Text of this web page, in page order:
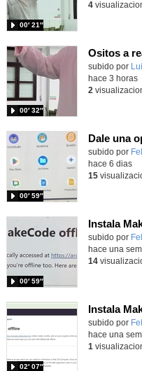
00′ 21″
4
Ositos a
Contenido
subido por
00′ 32″
hace 3 horas
2
Contenido
subido por
00′ 59″
hace 6 dias
15
Contenido
subido por
00′ 59″
hace una
14
Contenido
subido por
02′ 07″
hace una
1